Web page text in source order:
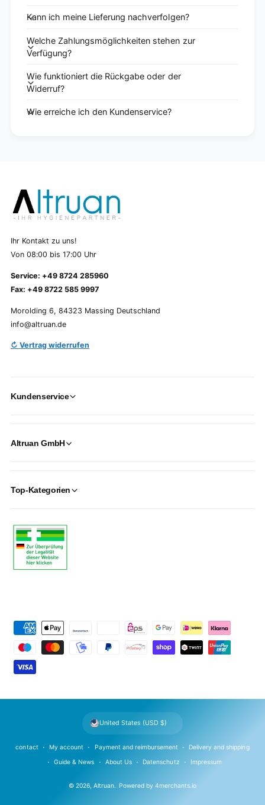
Kann ich meine Lieferung nachverfolgen?
Welche Zahlungsmöglichkeiten stehen zur
Verfügung?
Wie funktioniert die Rückgabe oder der
Widerruf?
Wie erreiche ich den Kundenservice?
Ihr Kontakt zu uns!
Von 08:00 bis 17:00 Uhr
Service: +49 8724 285960
Fax: +49 8722 585 9997
Morolding 6, 84323 Massing Deutschland
info@altruan.de
↻ Vertrag widerrufen
Kundenservice
Altruan GmbH
Top-Kategorien
m
n
© 2026,Altruan. Powered by 4merchants.io
contact My account Payment and reimbursement Delivery and shipping
Guide & News About Us Datenschutz Impressum
United States (USD $)